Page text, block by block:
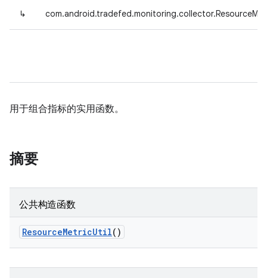
↳
用于组合指标的实用函数。
摘要
公共构造函数
ResourceMetricUtil()